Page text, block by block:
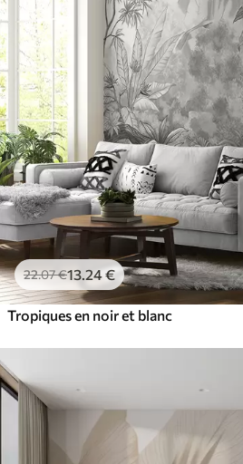
22.07€13.24€
Tropiques en noir et blanc